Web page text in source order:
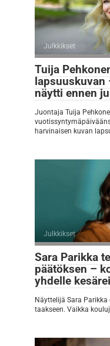
Julkkikset
Tuija
lapsuuskuvan
näytti ennen
Juontaja Tuija
harvinaisen kuvan
Julkkikset
Sara Parikka
päätöksen –
yhdelle
Näyttelijä Sara
taakseen. Vaikka